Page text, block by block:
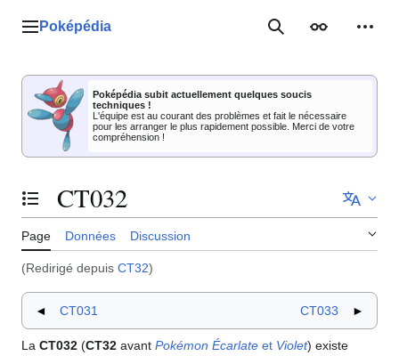
Menu principal
Poképédia RechercherApparence
Poképédia subit actuellement quelques soucis
techniques !
L'équipe est au courant des problèmes et fait le nécessaire
pour les arranger le plus rapidement possible. Merci de votre
compréhension !
Basculer la table des matières
CT032
Page Données Discussion
(Redirigé depuis CT32)
◄ CT031 CT033 ►
La CT032 (CT32 avant Pokémon Écarlate et Violet) existe